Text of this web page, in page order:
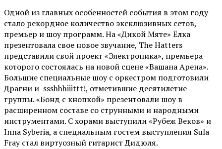
Одной из главных особенностей события в этом году
стало рекордное количество эксклюзивных сетов,
премьер и шоу программ. На «Дикой Мяте» Ёлка
презентовала свое новое звучание, The Hatters
представили свой проект «Электроника», премьера
которого состоялась на новой сцене «Вашана Арена».
Большие специальные шоу с оркестром подготовили
Драгни и ssshhhiiittt!, отметившие десятилетие
группы. «Бонд с кнопкой» презентовали шоу в
расширенном составе со струнными и народными
инструментами. С хорами выступили «Рубеж Веков» и
Inna Syberia, а специальным гостем выступления Sula
Fray стал виртуозный гитарист Дидюля.